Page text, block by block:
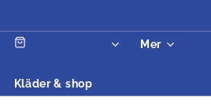
Kläder & shop
Mer